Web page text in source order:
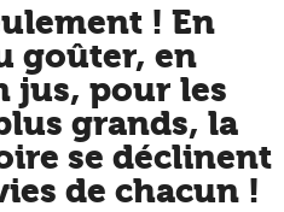
! En
goûter, en
jus, pour les
grands, la
se déclinent
de chacun !